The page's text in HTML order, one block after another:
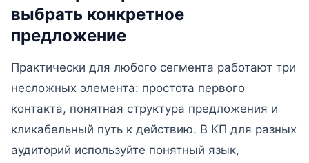
выбрать конкретное
предложение
Практически для любого сегмента работают три
несложных элемента: простота первого
контакта, понятная структура предложения и
кликабельный путь к действию. В КП для разных
аудиторий используйте понятный язык,